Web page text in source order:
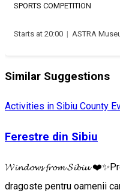
SPORTS COMPETITION
Starts at 20:00 | ASTRA
Similar Suggestions
Activities in Sibiu County
Ferestre din Sibiu
𝓦𝓲𝓷𝓭𝓸𝔀𝓼 𝓯𝓻𝓸𝓶 𝓢𝓲𝓫𝓲𝓾
dragoste pentru oamenii